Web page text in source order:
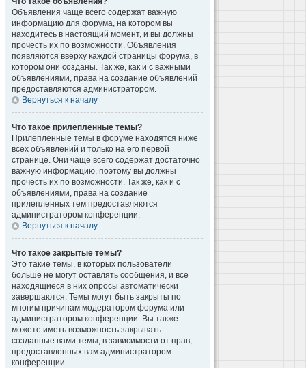
Объявления чаще всего содержат важную
информацию для форума, на котором вы
находитесь в настоящий момент, и вы должны
прочесть их по возможности. Объявления
появляются вверху каждой страницы форума, в
котором они созданы. Так же, как и с важными
объявлениями, права на создание объявлений
предоставляются администратором.
Вернуться к началу
Что такое прилепленные темы?
Прилепленные темы в форуме находятся ниже
всех объявлений и только на его первой
странице. Они чаще всего содержат достаточно
важную информацию, поэтому вы должны
прочесть их по возможности. Так же, как и с
объявлениями, права на создание
прилепленных тем предоставляются
администратором конференции.
Вернуться к началу
Что такое закрытые темы?
Это такие темы, в которых пользователи
больше не могут оставлять сообщения, и все
находящиеся в них опросы автоматически
завершаются. Темы могут быть закрыты по
многим причинам модератором форума или
администратором конференции. Вы также
можете иметь возможность закрывать
созданные вами темы, в зависимости от прав,
предоставленных вам администратором
конференции.